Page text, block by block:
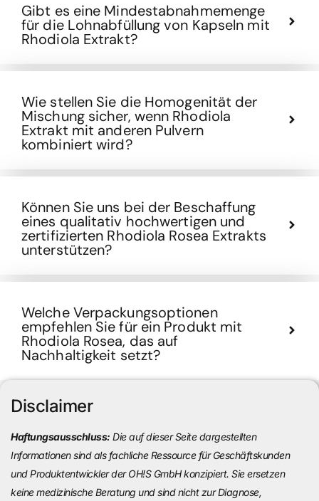
Gibt es eine Mindestabnahmemenge
für die Lohnabfüllung von Kapseln mit
Rhodiola Extrakt?
Wie stellen Sie die Homogenität der
Mischung sicher, wenn Rhodiola
Extrakt mit anderen Pulvern
kombiniert wird?
Können Sie uns bei der Beschaffung
eines qualitativ hochwertigen und
zertifizierten Rhodiola Rosea Extrakts
unterstützen?
Welche Verpackungsoptionen
empfehlen Sie für ein Produkt mit
Rhodiola Rosea, das auf
Nachhaltigkeit setzt?
Disclaimer
Haftungsausschluss: Die auf dieser Seite dargestellten
Informationen sind als fachliche Ressource für Geschäftskunden
und Produktentwickler der OH!S GmbH konzipiert. Sie ersetzen
keine medizinische Beratung und sind nicht zur Diagnose,